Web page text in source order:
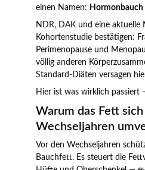
einen Namen: Hormonbauch
NDR, DAK und eine aktuelle
Kohortenstudie bestätigen:
Perimenopause und
völlig anderen
Standard-Diäten versagen
Hier ist was wirklich
Warum das Fett
Wechseljahren
Vor den Wechseljahren
Bauchfett. Es steuert die